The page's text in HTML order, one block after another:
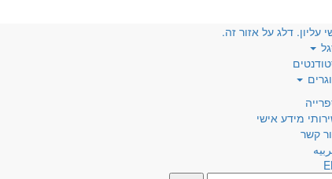
עליון. דלג על אזור זה.
מידע אישי
קשר